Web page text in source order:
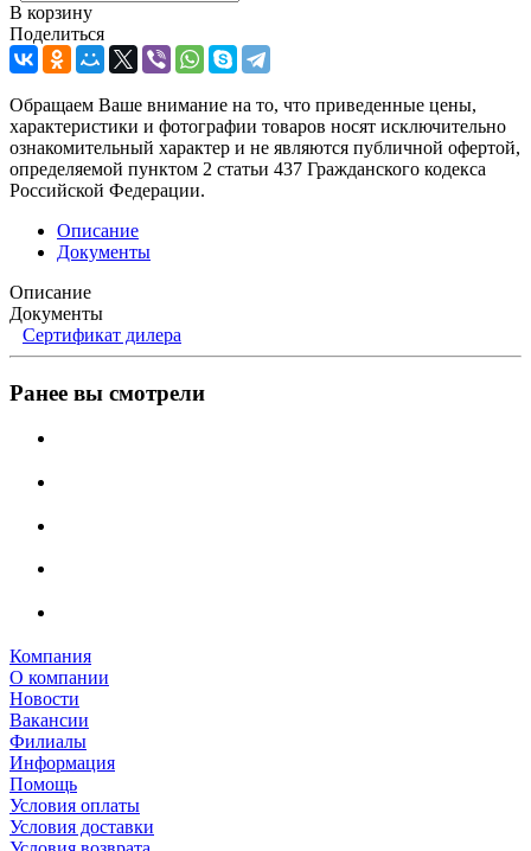
В корзину
Поделиться
Обращаем Ваше внимание на то, что приведенные цены,
характеристики и фотографии товаров носят исключительно
ознакомительный характер и не являются публичной офертой,
определяемой пунктом 2 статьи 437 Гражданского кодекса
Российской Федерации.
Описание
Документы
Описание
Документы
Сертификат дилера
Ранее вы смотрели
Компания
О компании
Новости
Вакансии
Филиалы
Информация
Помощь
Условия оплаты
Условия доставки